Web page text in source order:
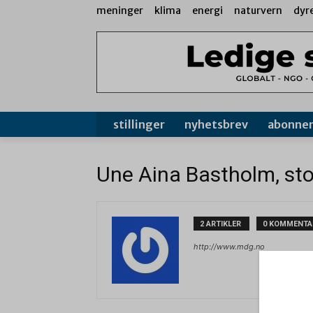
meninger klima energi naturvern
stillinger nyhetsbrev
Une Aina Bastholm,
2 ARTIKLER 0
http://www.mdg.no